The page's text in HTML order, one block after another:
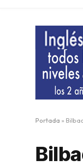
Portada »